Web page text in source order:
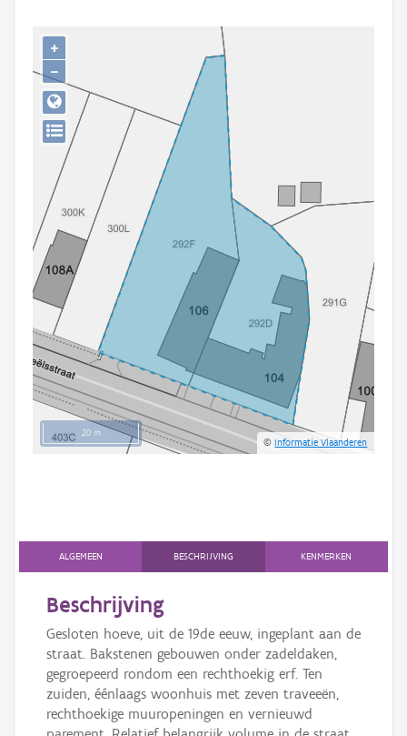
Aanmelden
20 m
©Informatie Vlaanderen
+
−
ALGEMEEN BESCHRIJVING KENMERKEN
Beschrijving
Gesloten hoeve, uit de 19de eeuw, ingeplant aan de
straat. Bakstenen gebouwen onder zadeldaken,
gegroepeerd rondom een rechthoekig erf. Ten
zuiden, éénlaags woonhuis met zeven traveeën,
rechthoekige muuropeningen en vernieuwd